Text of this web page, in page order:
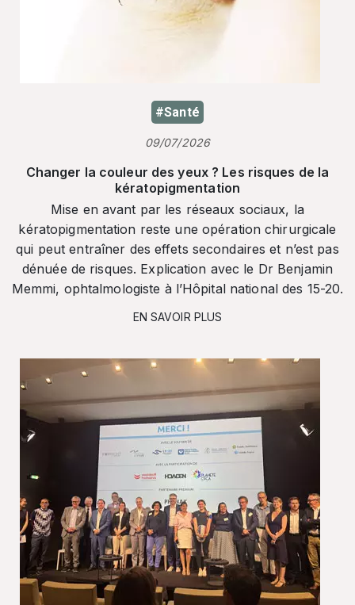
#Santé
09/07/2026
Changer la couleur des yeux ? Les risques de la
kératopigmentation
Mise en avant par les réseaux sociaux, la
kératopigmentation reste une opération chirurgicale
qui peut entraîner des effets secondaires et n’est pas
dénuée de risques. Explication avec le Dr Benjamin
Memmi, ophtalmologiste à l’Hôpital national des 15-20.
EN SAVOIR PLUS